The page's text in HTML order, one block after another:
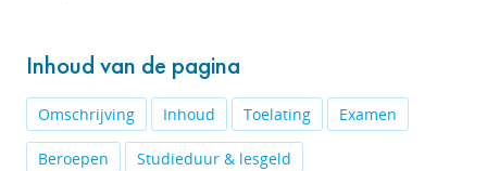
Inhoud van de pagina
Omschrijving Inhoud Toelating Examen
Beroepen Studieduur & lesgeld